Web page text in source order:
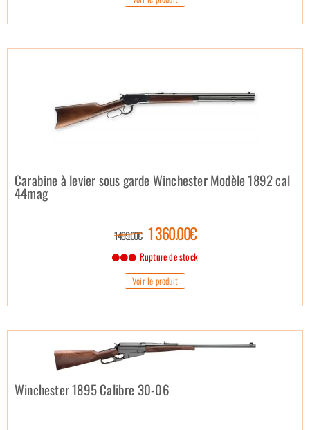
Carabine à levier sous garde Winchester Modèle 1892 cal
44mag
1 499.00€ 1 360.00€
Rupture de stock
Voir le produit
Winchester 1895 Calibre 30-06